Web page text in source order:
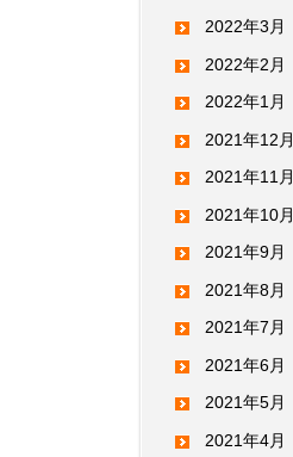
2022年3月
2022年2月
2022年1月
2021年12月
2021年11月
2021年10月
2021年9月
2021年8月
2021年7月
2021年6月
2021年5月
2021年4月